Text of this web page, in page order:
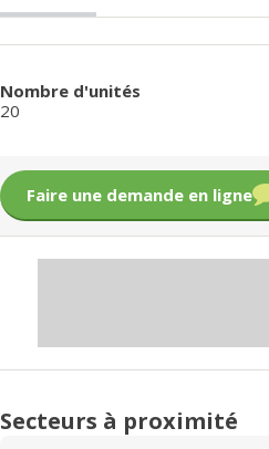
Nombre d'unités
20
Faire une demande en ligne
Secteurs à proximité